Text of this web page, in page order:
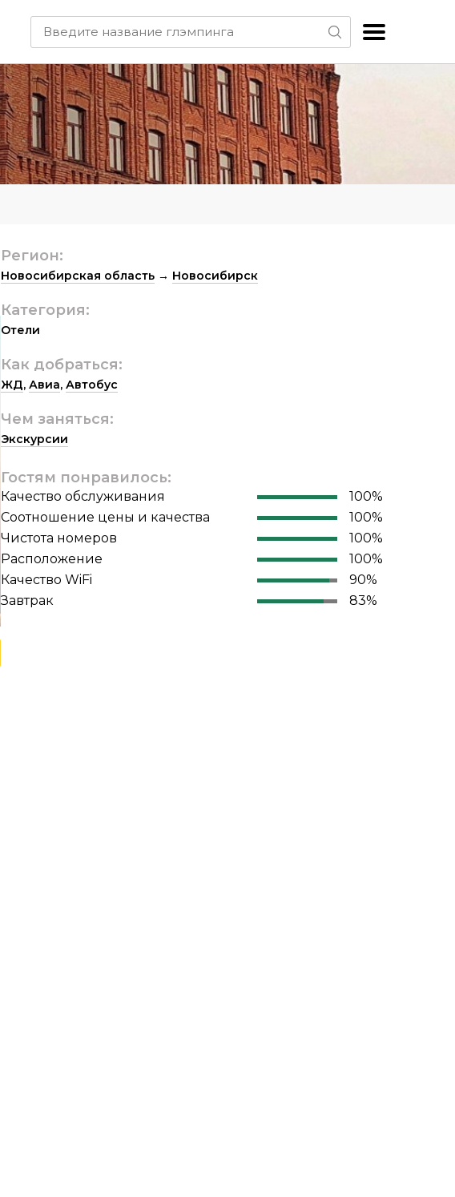
Регион:
Новосибирская область → Новосибирск
Категория:
Отели
Как добраться:
ЖД, Авиа, Автобус
Чем заняться:
Экскурсии
Гостям понравилось:
Качество обслуживания
100%
Соотношение цены и качества
100%
Чистота номеров
100%
Расположение
100%
Качество WiFi
90%
Завтрак
83%